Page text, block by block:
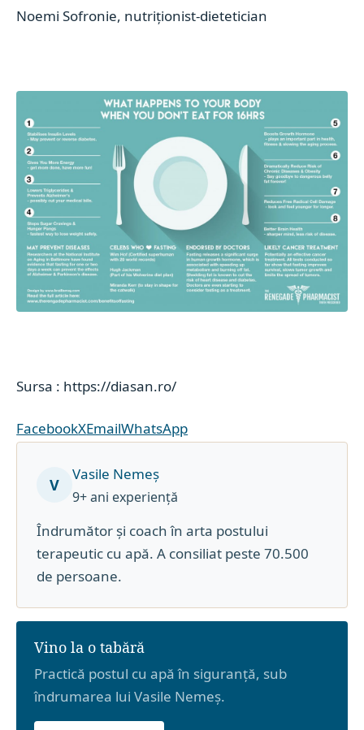
Noemi Sofronie, nutriționist-dietetician
Sursa : https://diasan.ro/
FacebookXEmailWhatsApp
V
Vasile Nemeș
9+ ani experiență
Îndrumător și coach în arta postului
terapeutic cu apă. A consiliat peste 70.500
de persoane.
Vino la o tabără
Practică postul cu apă în siguranță, sub
îndrumarea lui Vasile Nemeș.